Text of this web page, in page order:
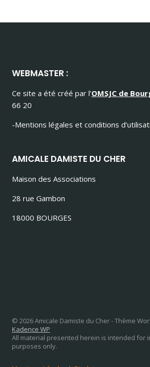
WEBMASTER :
Ce site a été créé par l’OMSJC de
66 20
-Mentions légales et conditions
AMICALE DAMISTE DU CHER
Maison des Associations
28 rue Gambon
18000 BOURGES
© 2026 Amicale Damiste du Cher - Thème
Kadence WP
All material presented herein is intended for
purposes only.